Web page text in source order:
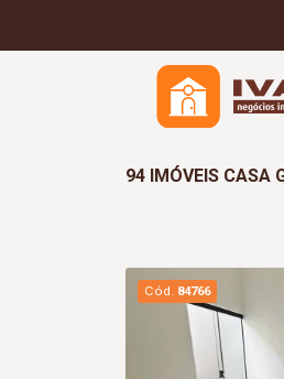
94 IMÓVEIS CASA
Cód. 84766